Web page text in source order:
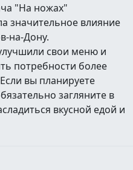
"На ножах"
значительное влияние
на-Дону.
свои меню и
потребности более
вы планируете
загляните в
вкусной едой и